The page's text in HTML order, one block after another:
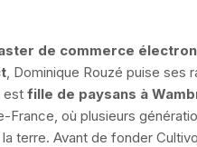
de commerce
, Dominique Rouzé puise ses
est fille de paysans à
France, où plusieurs
terre. Avant de fonder